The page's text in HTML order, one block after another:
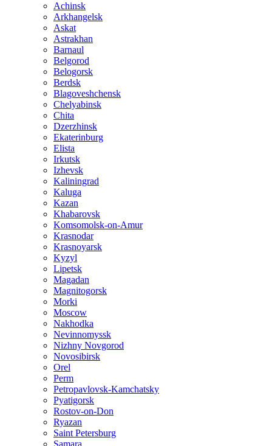
Achinsk
Arkhangelsk
Askat
Astrakhan
Barnaul
Belgorod
Belogorsk
Berdsk
Blagoveshchensk
Chelyabinsk
Chita
Dzerzhinsk
Ekaterinburg
Elista
Irkutsk
Izhevsk
Kaliningrad
Kaluga
Kazan
Khabarovsk
Komsomolsk-on-Amur
Krasnodar
Krasnoyarsk
Kyzyl
Lipetsk
Magadan
Magnitogorsk
Morki
Moscow
Nakhodka
Nevinnomyssk
Nizhny Novgorod
Novosibirsk
Orel
Perm
Petropavlovsk-Kamchatsky
Pyatigorsk
Rostov-on-Don
Ryazan
Saint Petersburg
Samara